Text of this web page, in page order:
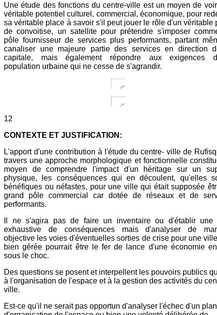
Une étude des fonctions du centre-ville est un moyen de
véritable potentiel culturel, commercial, économique, pour
sa véritable place à savoir s'il peut jouer le rôle d'un véritable
de convoitise, un satellite pour prétendre s'imposer
pôle fournisseur de services plus performants, partant
canaliser une majeure partie des services en direction
capitale, mais également répondre aux exigences
population urbaine qui ne cesse de s'agrandir.
12
CONTEXTE ET JUSTIFICATION:
L'apport d'une contribution à l'étude du centre- ville de
travers une approche morphologique et fonctionnelle
moyen de comprendre l'impact d'un héritage sur un
physique, les conséquences qui en découlent, qu'elles
bénéfiques ou néfastes, pour une ville qui était supposée
grand pôle commercial car dotée de réseaux et de
performants.
Il ne s'agira pas de faire un inventaire ou d'établir une
exhaustive de conséquences mais d'analyser de
objective les voies d'éventuelles sorties de crise pour une
bien gérée pourrait être le fer de lance d'une économie
sous le choc.
Des questions se posent et interpellent les pouvoirs publics
à l'organisation de l'espace et à la gestion des activités du
ville.
Est-ce qu'il ne serait pas opportun d'analyser l'échec d'un plan